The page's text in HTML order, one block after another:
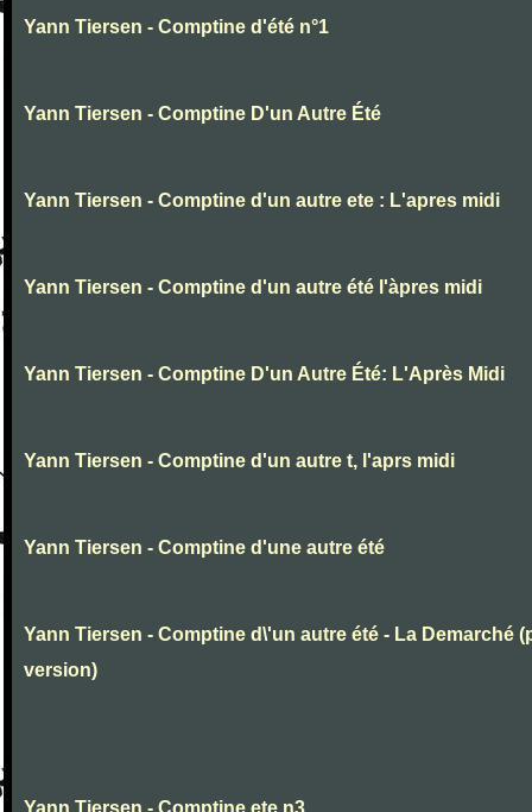
Yann Tiersen - Comptine d'été n°1
Yann Tiersen - Comptine D'un Autre Été
Yann Tiersen - Comptine d'un autre ete : L'apres midi
Yann Tiersen - Comptine d'un autre été l'àpres midi
Yann Tiersen - Comptine D'un Autre Été: L'Après Midi
Yann Tiersen - Comptine d'un autre t, l'aprs midi
Yann Tiersen - Comptine d'une autre été
Yann Tiersen - Comptine d\'un autre été - La Demarché
version)
Yann Tiersen - Comptine ete n3